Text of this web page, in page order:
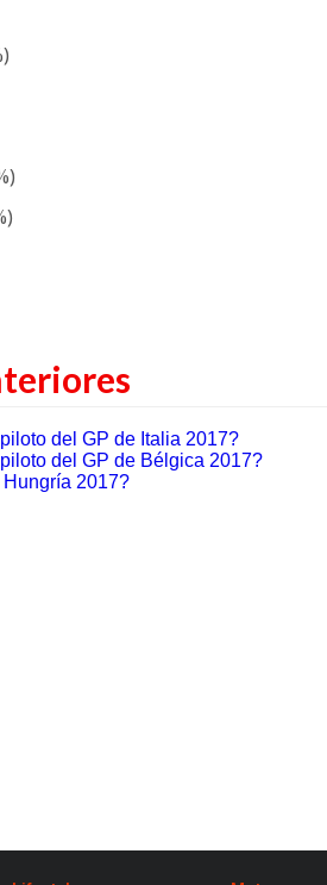
del GP de Italia 2017?
del GP de Bélgica 2017?
2017?